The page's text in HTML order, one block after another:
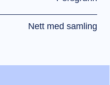
Nett med samling